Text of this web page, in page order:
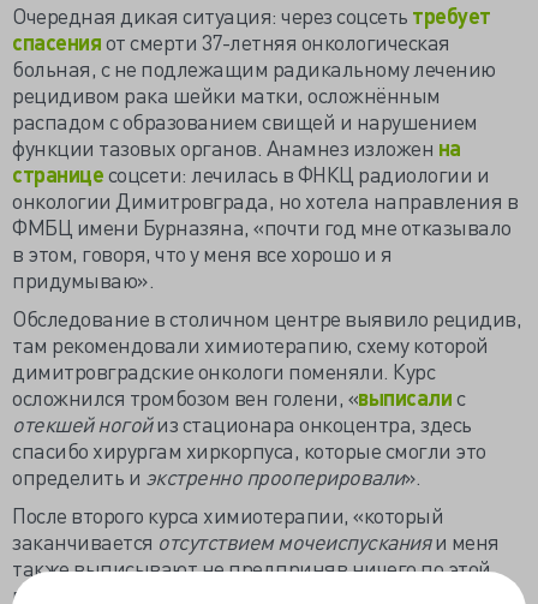
Очередная дикая ситуация: через соцсеть требует
спасенияот смерти 37-летняя онкологическая
больная, с не подлежащим радикальному лечению
рецидивом рака шейки матки, осложнённым
распадом с образованием свищей и нарушением
функции тазовых органов. Анамнез изложен на
страницесоцсети: лечилась в ФНКЦ радиологии и
онкологии Димитровграда, но хотела направления в
ФМБЦ имени Бурназяна, «почти год мне отказывало
в этом, говоря, что у меня все хорошо и я
придумываю».
Обследование в столичном центре выявило рецидив,
там рекомендовали химиотерапию, схему которой
димитровградские онкологи поменяли. Курс
осложнился тромбозом вен голени, «выписалис
отекшей ногойиз стационара онкоцентра, здесь
спасибо хирургам хиркорпуса, которые смогли это
определить и экстренно прооперировали».
После второго курса химиотерапии, «который
заканчивается отсутствием мочеиспусканияи меня
также выписывают не предприняв ничего по этой
проблеме в онкоцентре. Здесь снова помогает